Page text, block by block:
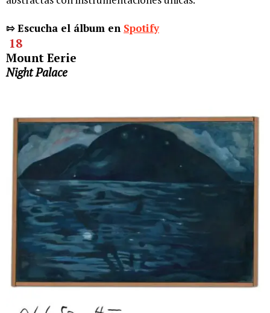
⇰ Escucha el álbum en Spotify
18
Mount Eerie
Night Palace